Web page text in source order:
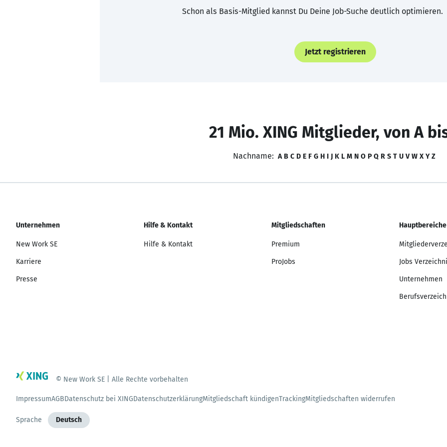
Schon als Basis-Mitglied kannst Du Deine Job-Suche deutlich optimieren.
Jetzt registrieren
21 Mio. XING Mitglieder, von A
Nachname: A B C D E F G H I J K L M N O P Q R S T U V W X Y Z
Unternehmen
New Work SE
Karriere
Presse
Hilfe & Kontakt
Hilfe & Kontakt
Mitgliedschaften
Premium
ProJobs
Hauptbereiche
Jobs
Unternehmen
© New Work SE | Alle Rechte vorbehalten
ImpressumAGBDatenschutz bei XINGDatenschutzerklärungMitgliedschaft kündigenTrackingMitgliedschaften widerrufen
Sprache Deutsch